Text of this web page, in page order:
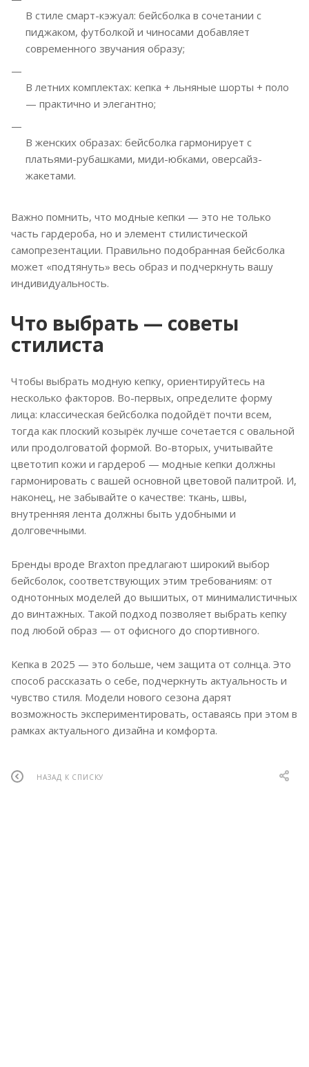
В стиле смарт-кэжуал: бейсболка в сочетании с
пиджаком, футболкой и чиносами добавляет
современного звучания образу;
В летних комплектах: кепка + льняные шорты + поло
— практично и элегантно;
В женских образах: бейсболка гармонирует с
платьями-рубашками, миди-юбками, оверсайз-
жакетами.
Важно помнить, что модные кепки — это не только
часть гардероба, но и элемент стилистической
самопрезентации. Правильно подобранная бейсболка
может «подтянуть» весь образ и подчеркнуть вашу
индивидуальность.
Что выбрать — советы
стилиста
Чтобы выбрать модную кепку, ориентируйтесь на
несколько факторов. Во-первых, определите форму
лица: классическая бейсболка подойдёт почти всем,
тогда как плоский козырёк лучше сочетается с овальной
или продолговатой формой. Во-вторых, учитывайте
цветотип кожи и гардероб — модные кепки должны
гармонировать с вашей основной цветовой палитрой. И,
наконец, не забывайте о качестве: ткань, швы,
внутренняя лента должны быть удобными и
долговечными.
Бренды вроде Braxton предлагают широкий выбор
бейсболок, соответствующих этим требованиям: от
однотонных моделей до вышитых, от минималистичных
до винтажных. Такой подход позволяет выбрать кепку
под любой образ — от офисного до спортивного.
Кепка в 2025 — это больше, чем защита от солнца. Это
способ рассказать о себе, подчеркнуть актуальность и
чувство стиля. Модели нового сезона дарят
возможность экспериментировать, оставаясь при этом в
рамках актуального дизайна и комфорта.
НАЗАД К СПИСКУ